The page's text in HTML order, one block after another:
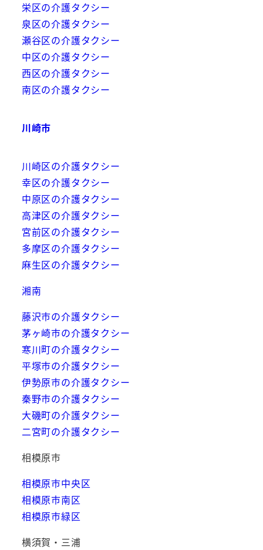
栄区の介護タクシー
泉区の介護タクシー
瀬谷区の介護タクシー
中区の介護タクシー
西区の介護タクシー
南区の介護タクシー
川崎市
川崎区の介護タクシー
幸区の介護タクシー
中原区の介護タクシー
高津区の介護タクシー
宮前区の介護タクシー
多摩区の介護タクシー
麻生区の介護タクシー
湘南
藤沢市の介護タクシー
茅ヶ崎市の介護タクシー
寒川町の介護タクシー
平塚市の介護タクシー
伊勢原市の介護タクシー
秦野市の介護タクシー
大磯町の介護タクシー
二宮町の介護タクシー
相模原市
相模原市中央区
相模原市南区
相模原市緑区
横須賀・三浦